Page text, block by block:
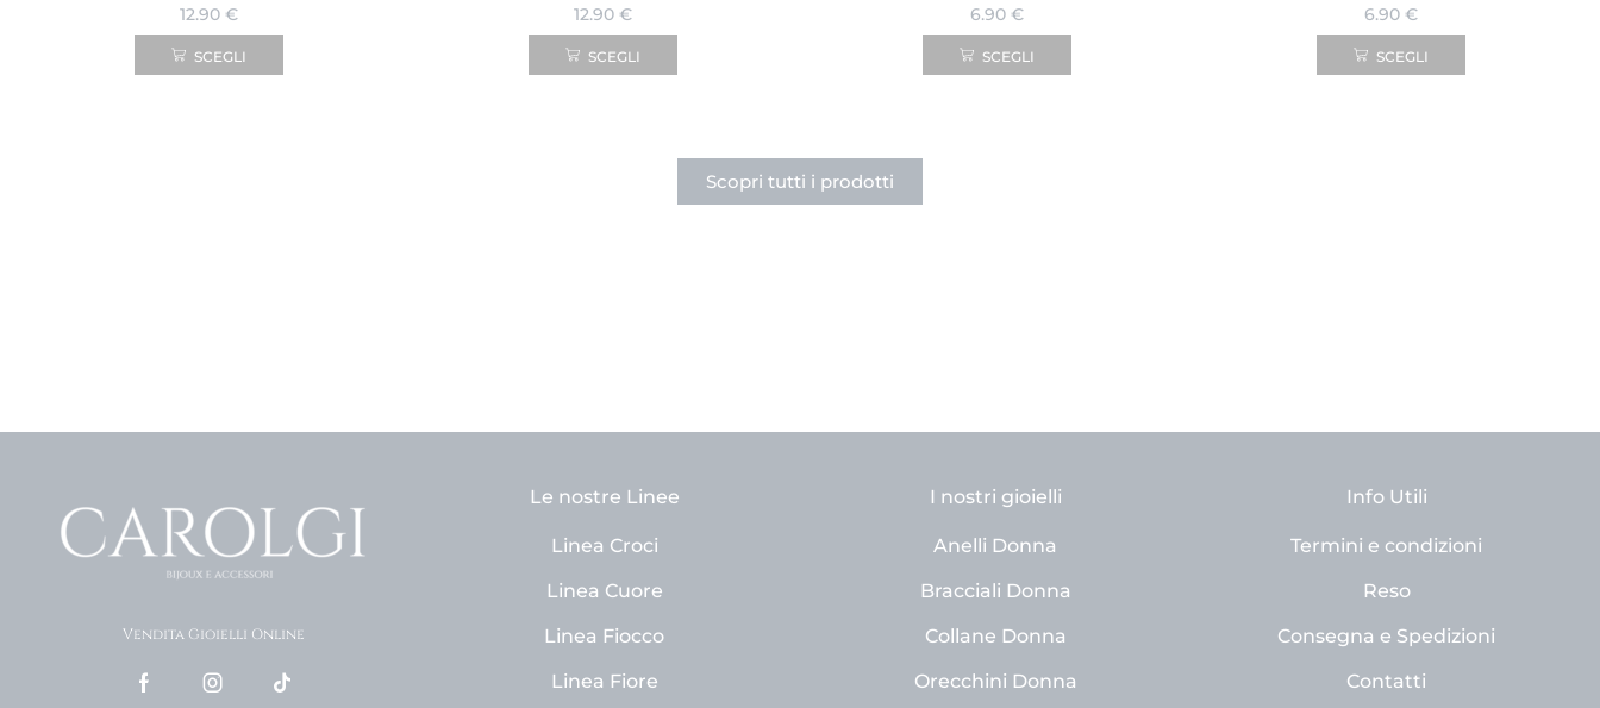
12.90 €
SCEGLI
12.90 €
SCEGLI
6.90 €
SCEGLI
6.90 €
SCEGLI
Scopri tutti i prodotti
Vendita Gioielli Online
Le nostre Linee
Linea Croci
Linea Cuore
Linea Fiocco
Linea Fiore
I nostri gioielli
Anelli Donna
Bracciali Donna
Collane Donna
Orecchini Donna
Info Utili
Termini e condizioni
Reso
Consegna e Spedizioni
Contatti